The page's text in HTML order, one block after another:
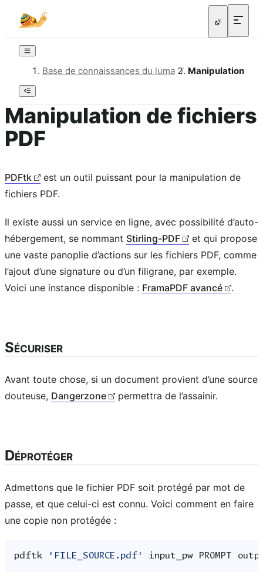
Base de connaissances du luma / Manipulation de
Manipulation de fichiers
PDF
PDFtk
est un outil puissant pour la manipulation de
fichiers PDF.
Il existe aussi un service en ligne, avec possibilité d’auto-
hébergement, se nommant Stirling-PDF
et qui propose
une vaste panoplie d’actions sur les fichiers PDF, comme
l’ajout d’une signature ou d’un filigrane, par exemple.
Voici une instance disponible : FramaPDF avancé .
Sécuriser
Avant toute chose, si un document provient d’une source
douteuse, Dangerzone permettra de l’assainir.
Déprotéger
Admettons que le fichier PDF soit protégé par mot de
passe, et que celui-ci est connu. Voici comment en faire
une copie non protégée :
pdftk 'FILE_SOURCE.pdf' input_pw PROMPT